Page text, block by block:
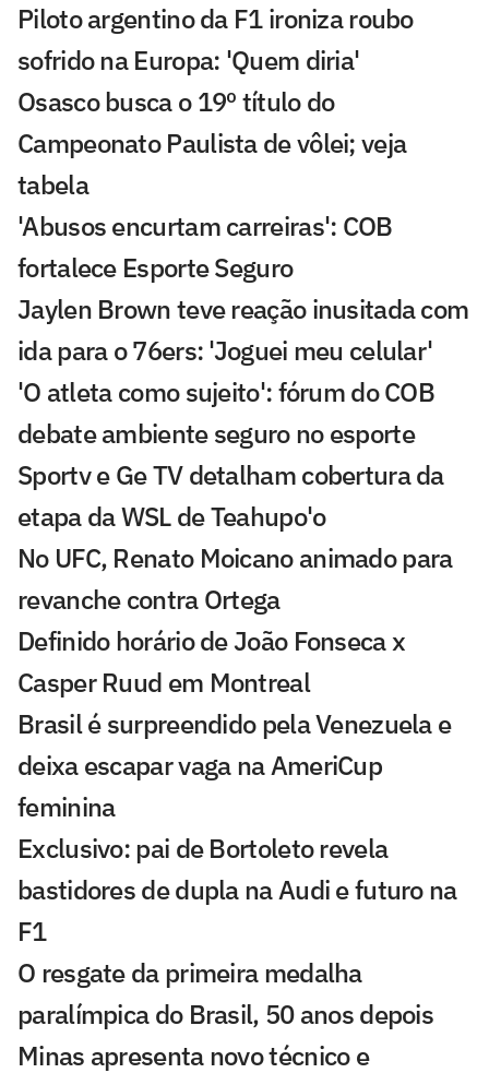
Piloto argentino da F1 ironiza roubo
sofrido na Europa: 'Quem diria'
Osasco busca o 19º título do
Campeonato Paulista de vôlei; veja
tabela
'Abusos encurtam carreiras': COB
fortalece Esporte Seguro
Jaylen Brown teve reação inusitada com
ida para o 76ers: 'Joguei meu celular'
'O atleta como sujeito': fórum do COB
debate ambiente seguro no esporte
Sportv e Ge TV detalham cobertura da
etapa da WSL de Teahupo'o
No UFC, Renato Moicano animado para
revanche contra Ortega
Definido horário de João Fonseca x
Casper Ruud em Montreal
Brasil é surpreendido pela Venezuela e
deixa escapar vaga na AmeriCup
feminina
Exclusivo: pai de Bortoleto revela
bastidores de dupla na Audi e futuro na
F1
O resgate da primeira medalha
paralímpica do Brasil, 50 anos depois
Minas apresenta novo técnico e